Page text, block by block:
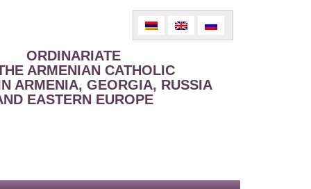
ORDINARIATE
ARMENIAN CATHOLIC
ARMENIA, GEORGIA, RUSSIA
EASTERN EUROPE